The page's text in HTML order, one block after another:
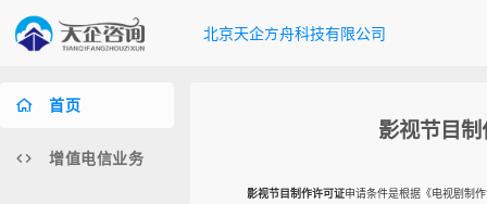
北京天企方舟科技有限公司
首页
增值电信业务
影视节目
影视节目制作许可证申请条件是根据《电视剧制